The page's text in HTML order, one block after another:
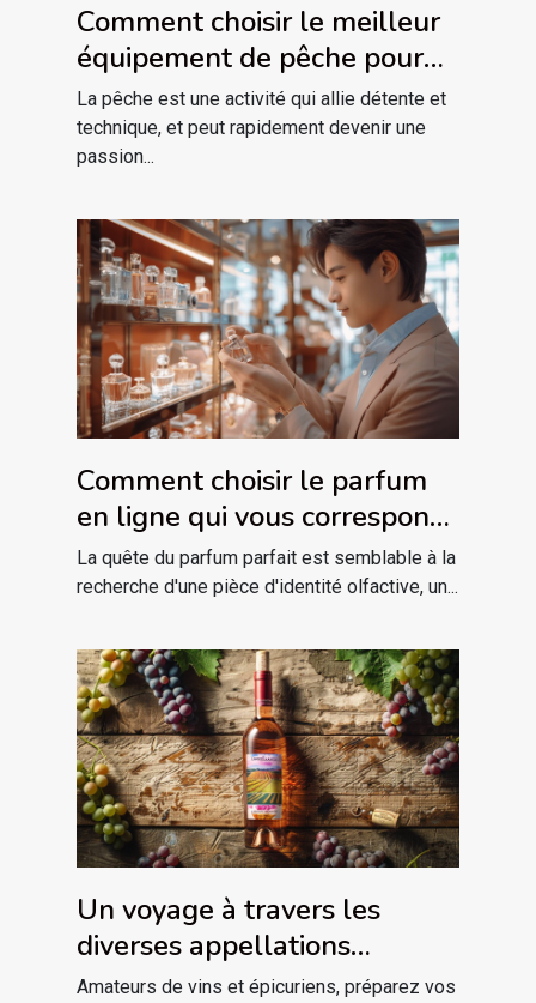
Comment choisir le meilleur
équipement de pêche pour
débutants
La pêche est une activité qui allie détente et
technique, et peut rapidement devenir une
passion...
Comment choisir le parfum
en ligne qui vous correspond
?
La quête du parfum parfait est semblable à la
recherche d'une pièce d'identité olfactive, un...
Un voyage à travers les
diverses appellations
vinicoles du Languedoc
Amateurs de vins et épicuriens, préparez vos